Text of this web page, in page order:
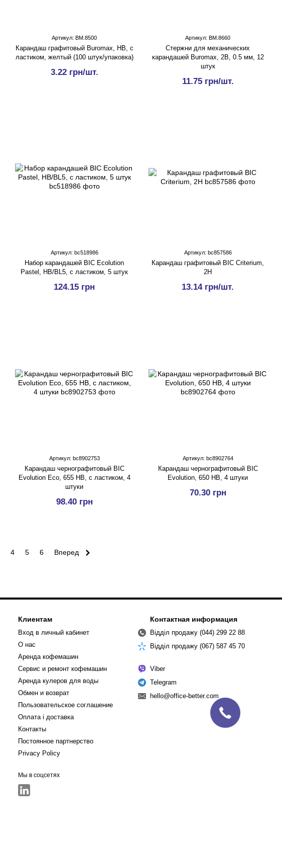
Артикул: BM.8500
Карандаш графитовый Buromax, HB, с
ластиком, желтый (100 штук/упаковка)
3.22 грн/шт.
Артикул: BM.8660
Стержни для механических
карандашей Buromax, 2В, 0.5 мм, 12
штук
11.75 грн/шт.
Артикул: bc518986
Набор карандашей BIC Ecolution
Pastel, HB/BL5, с ластиком, 5 штук
124.15 грн
Артикул: bc857586
Карандаш графитовый BIC Criterium,
2Н
13.14 грн/шт.
Артикул: bc8902753
Карандаш чернографитовый BIC
Evolution Eco, 655 HB, с ластиком, 4
штуки
98.40 грн
Артикул: bc8902764
Карандаш чернографитовый BIC
Evolution, 650 HB, 4 штуки
70.30 грн
4 5 6 Вперед
Клиентам
Вход в личный кабинет
О нас
Аренда кофемашин
Сервис и ремонт кофемашин
Аренда кулеров для воды
Обмен и возврат
Пользовательское соглашение
Оплата і доставка
Контакты
Постоянное партнерство
Privacy Policy
Мы в соцсетях
Контактная информация
Відділ продажу (044) 299 22 88
Відділ продажу (067) 587 45 70
Viber
Telegram
hello@office-better.com